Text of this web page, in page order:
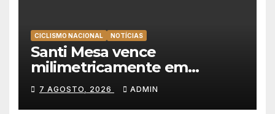
CICLISMO NACIONAL NOTÍCIAS
Santi Mesa vence
milimetricamente em
Albufeira, Rui Oliveira
mantém a amarela da Volta a
7 AGOSTO, 2026 ADMIN